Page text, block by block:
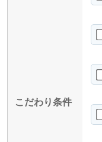
こだわり条件